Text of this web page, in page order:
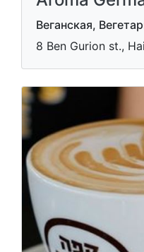
Веганская,
8 Ben Gurion st.,